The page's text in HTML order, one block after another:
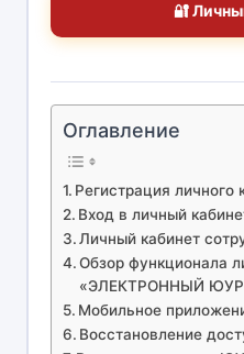
🔐
Оглавление
Регистрация личного
Вход в личный
Личный кабинет
Обзор функционала
«ЭЛЕКТРОННЫЙ
Мобильное
Восстановление